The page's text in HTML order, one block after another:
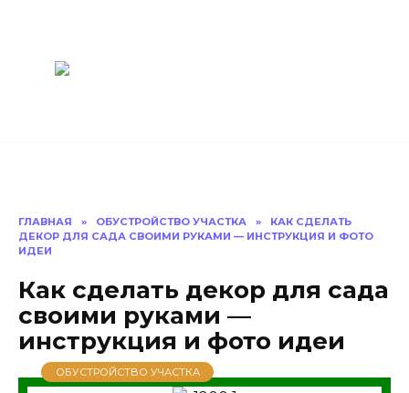
ГЛАВНАЯ » ОБУСТРОЙСТВО УЧАСТКА »
КАК СДЕЛАТЬ
ДЕКОР ДЛЯ САДА СВОИМИ РУКАМИ — ИНСТРУКЦИЯ И ФОТО
ИДЕИ
Как сделать декор для сада
своими руками —
инструкция и фото идеи
ОБУСТРОЙСТВО УЧАСТКА